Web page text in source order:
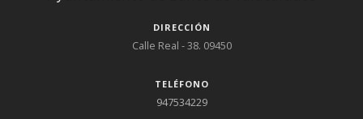
DIRECCIÓN
Calle Real - 38. 09450
TELÉFONO
947534229